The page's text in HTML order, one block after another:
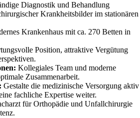
Diagnostik und Behandlung
Krankheitsbilder im stationären
Krankenhaus mit ca. 270 Betten in
Position, attraktive Vergütung
Kollegiales Team und moderne
Zusammenarbeit.
Gestalte die medizinische Versorgung aktiv
fachliche Expertise weiter.
für Orthopädie und Unfallchirurgie